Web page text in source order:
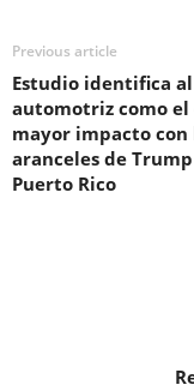
Previous article
Estudio identifica
automotriz como el
mayor impacto con
aranceles de
Puerto Rico